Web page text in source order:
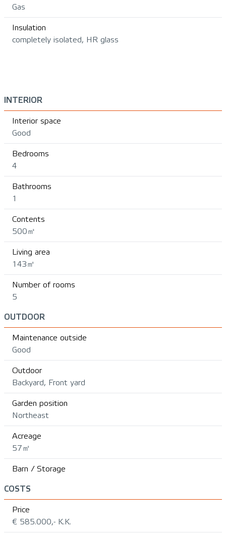
Gas
Insulation
completely isolated, HR glass
INTERIOR
Interior space
Good
Bedrooms
4
Bathrooms
1
Contents
500㎥
Living area
143㎡
Number of rooms
5
OUTDOOR
Maintenance outside
Good
Outdoor
Backyard, Front yard
Garden position
Northeast
Acreage
57㎡
Barn / Storage
COSTS
Price
€ 585.000,- K.K.